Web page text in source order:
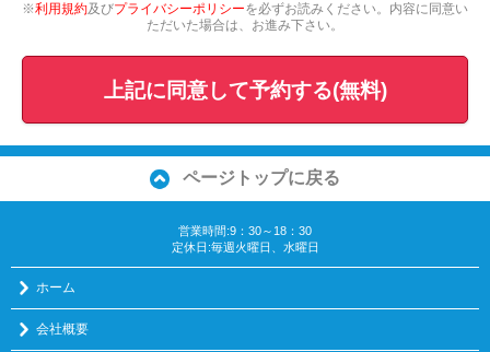
※利用規約及びプライバシーポリシーを必ずお読みください。内容に同意い
ただいた場合は、お進み下さい。
上記に同意して予約する(無料)
ページトップに戻る
営業時間:9：30～18：30
定休日:毎週火曜日、水曜日
ホーム
会社概要